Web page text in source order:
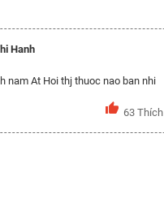
Hanh
nam At Hoi thj thuoc nao ban nhi
63 Thích